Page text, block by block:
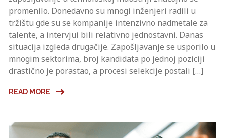
promenilo. Donedavno su mnogi inženjeri radili u
tržištu gde su se kompanije intenzivno nadmetale za
talente, a intervjui bili relativno jednostavni. Danas
situacija izgleda drugačije. Zapošljavanje se usporilo u
mnogim sektorima, broj kandidata po jednoj poziciji
drastično je porastao, a procesi selekcije postali […]
READ MORE